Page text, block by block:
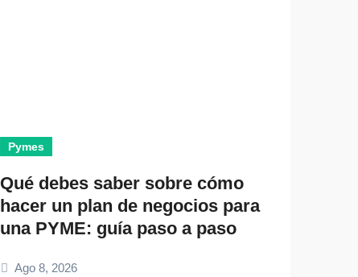
Pymes
Qué debes saber sobre cómo
hacer un plan de negocios para
una PYME: guía paso a paso
Ago 8, 2026